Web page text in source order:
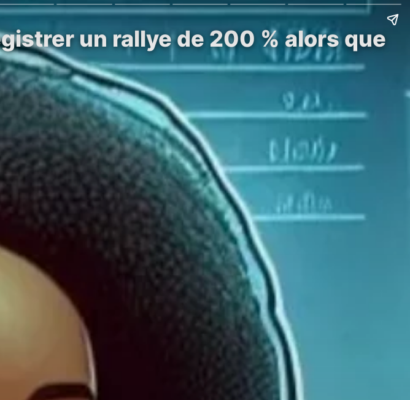
un rallye de 200 % alors que